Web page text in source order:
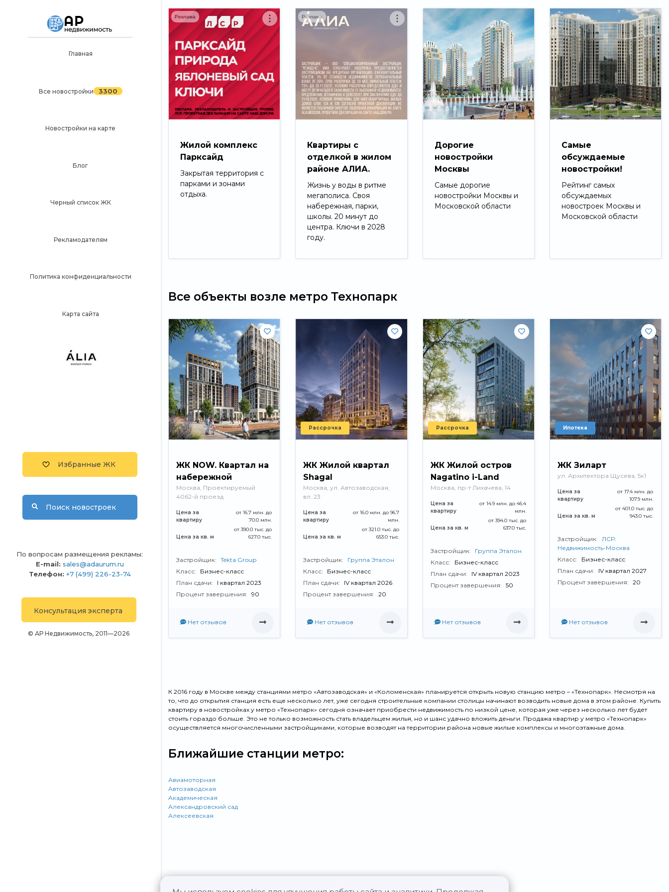
Главная
Все новостройки 3300
Новостройки на карте
Блог
Черный список ЖК
Рекламодателям
Политика конфиденциальности
Карта сайта
Избранные ЖК
Поиск новостроек
По вопросам размещения рекламы:
E-mail: sales@adaurum.ru
Телефон: +7 (499) 226-23-74
Консультация эксперта
© АР Недвижимость, 2011—2026
Жилой комплекс
Парксайд
Закрытая территория с
парками и зонами
отдыха.
Реклама
Квартиры с
отделкой в жилом
районе АЛИА.
Жизнь у воды в ритме
мегаполиса. Своя
набережная, парки,
школы. 20 минут до
центра. Ключи в 2028
году.
Реклама
Дорогие
новостройки
Москвы
Самые дорогие
новостройки Москвы и
Московской области
Самые
обсуждаемые
новостройки!
Рейтинг самых
обсуждаемых
новостроек Москвы и
Московской области
Все объекты возле метро Технопарк
ЖК NOW. Квартал на
набережной
Москва, ​Проектируемый
4062-й проезд
Цена за
квартиру
от 16.7 млн. до
70.0 млн.
Цена за кв. м
от 390.0 тыс. до
627.0 тыс.
Застройщик: Tekta Group
Класс:
Бизнес-класс
План сдачи:
I квартал 2023
Процент завершения: 90
Нет отзывов
Рассрочка
ЖК Жилой квартал
Shagal
Москва, ул. Автозаводская,
вл. 23
Цена за
квартиру
от 16.0 млн. до 96.7
млн.
Цена за кв. м
от 321.0 тыс. до
653.0 тыс.
Застройщик:
Группа Эталон
Класс:
Бизнес-класс
План сдачи:
IV квартал 2026
Процент завершения:
20
Нет отзывов
Рассрочка
ЖК Жилой остров
Nagatino i-Land
Москва, пр-т Лихачева, 14
Цена за
квартиру
от 14.9 млн. до 46.4
млн.
Цена за кв. м
от 394.0 тыс. до
637.0 тыс.
Застройщик:
Группа Эталон
Класс:
Бизнес-класс
План сдачи:
IV квартал 2023
Процент завершения: 50
Нет отзывов
Ипотека
ЖК Зиларт
ул. Архитектора Щусева, 5к1
Цена за
квартиру
от 17.4 млн. до
107.9 млн.
Цена за кв. м
от 401.0 тыс. до
943.0 тыс.
Застройщик: ЛСР.
Недвижимость-Москва
Класс:
Бизнес-класс
План сдачи:
IV квартал 2027
Процент завершения: 20
Нет отзывов
К 2016 году в Москве между станциями метро «Автозаводская» и «Коломенская» планируется открыть новую станцию метро – «Технопарк». Несмотря на
то, что до открытия станция есть еще несколько лет, уже сегодня строительные компании столицы начинают возводить новые дома в этом районе. Купить
квартиру в новостройках у метро «Технопарк» сегодня означает приобрести недвижимость по низкой цене, которая уже через несколько лет будет
стоить гораздо больше. Это не только возможность стать владельцем жилья, но и шанс удачно вложить деньги. Продажа квартир у метро «Технопарк»
осуществляется многочисленными застройщиками, которые возводят на территории района новые жилые комплексы и многоэтажные дома.
Ближайшие станции метро:
Авиамоторная
Автозаводская
Академическая
Александровский сад
Алексеевская